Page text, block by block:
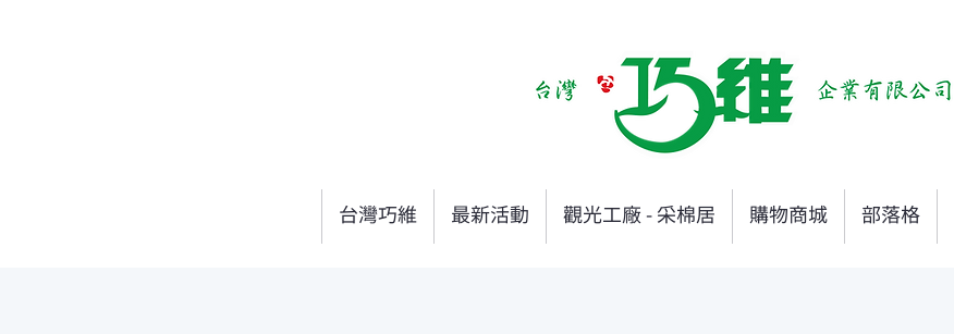
台灣巧維 最新活動 觀光工廠 - 采棉居 購物商城 部落格